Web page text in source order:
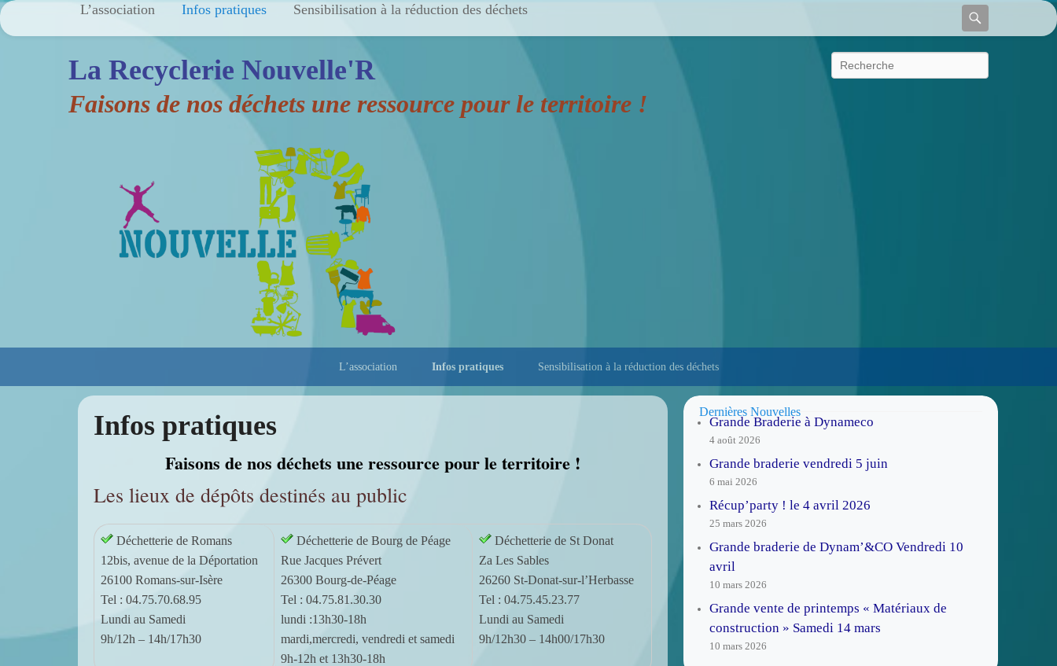
L’association Infos pratiques Sensibilisation à la réduction des déchets
La Recyclerie Nouvelle'R
Faisons de nos déchets une ressource pour le territoire !
Recherche
L’association Infos pratiques Sensibilisation à la réduction des déchets
Infos pratiques
s
é
Faisons de nos déchets une ressource pour le territoire !
Les lieux de dépôts destinés au public
Déchetterie de Romans
12bis, avenue de la Déportation
26100 Romans-sur-Isère
Tel : 04.75.70.68.95
Lundi au Samedi
9h/12h – 14h/17h30
Déchetterie de Bourg de Péage
Rue Jacques Prévert
26300 Bourg-de-Péage
Tel : 04.75.81.30.30
lundi :13h30-18h
mardi,mercredi, vendredi et samedi
9h-12h et 13h30-18h
Déchetterie de St Donat
Za Les Sables
26260 St-Donat-sur-l’Herbasse
Tel : 04.75.45.23.77
Lundi au Samedi
9h/12h30 – 14h00/17h30
Dernières Nouvelles
Grande Braderie à Dynameco
4 août 2026
Grande braderie vendredi 5 juin
6 mai 2026
Récup’party ! le 4 avril 2026
25 mars 2026
Grande braderie de Dynam’&CO Vendredi 10
avril
10 mars 2026
Grande vente de printemps « Matériaux de
construction » Samedi 14 mars
10 mars 2026